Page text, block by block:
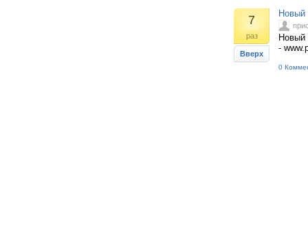
7
раз
Вверх
Новый
Новый
-
0